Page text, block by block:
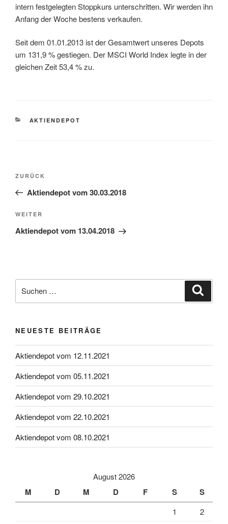
intern festgelegten Stoppkurs unterschritten. Wir werden ihn
Anfang der Woche bestens verkaufen.
Seit dem 01.01.2013 ist der Gesamtwert unseres Depots
um 131,9 % gestiegen. Der MSCI World Index legte in der
gleichen Zeit 53,4 % zu.
KATEGORIEN
AKTIENDEPOT
Beitragsnavigation
Vorheriger
Beitrag
ZURÜCK
Aktiendepot vom 30.03.2018
Nächster
Beitrag
WEITER
Aktiendepot vom 13.04.2018
nach:
NEUESTE BEITRÄGE
Aktiendepot vom 12.11.2021
Aktiendepot vom 05.11.2021
Aktiendepot vom 29.10.2021
Aktiendepot vom 22.10.2021
Aktiendepot vom 08.10.2021
August 2026
M D M D F S S
1
2